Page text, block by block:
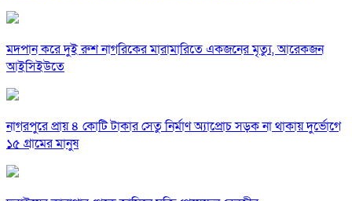
মদপান করে দুই রুশ নাগরিকের মারামারিতে একজনের মৃত্যু, আরেকজন
আইসিইউতে
নাগরপুরে প্রায় ৪ কোটি টাকার সেতু নির্মাণ অ্যাপ্রোচ সড়ক না থাকায় দুর্ভোগে
১৫ গ্রামের মানুষ